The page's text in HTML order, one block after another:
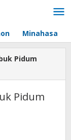
Minahasa
Pidum
Pidum